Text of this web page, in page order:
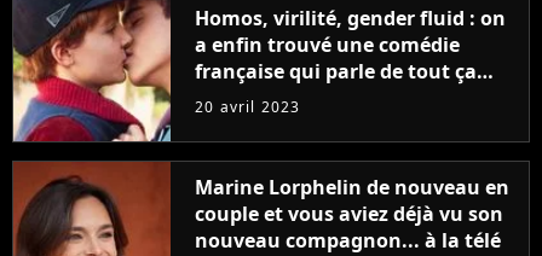
Homos, virilité, gender fluid : on
a enfin trouvé une comédie
française qui parle de tout ça
sans être super ringarde
20 avril 2023
Marine Lorphelin de nouveau en
couple et vous aviez déjà vu son
nouveau compagnon... à la télé